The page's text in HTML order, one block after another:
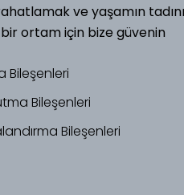
ve yaşamın
ortam için bize güvenin
Bileşenleri
Bileşenleri
Bileşenleri